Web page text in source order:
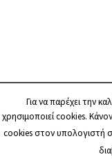
Για να παρέχει την
χρησιμοποιεί cookies.
cookies στον υπολογιστή